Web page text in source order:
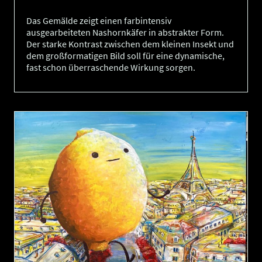
Das Gemälde zeigt einen farbintensiv
ausgearbeiteten Nashornkäfer in abstrakter Form.
Der starke Kontrast zwischen dem kleinen Insekt und
dem großformatigen Bild soll für eine dynamische,
fast schon überraschende Wirkung sorgen.